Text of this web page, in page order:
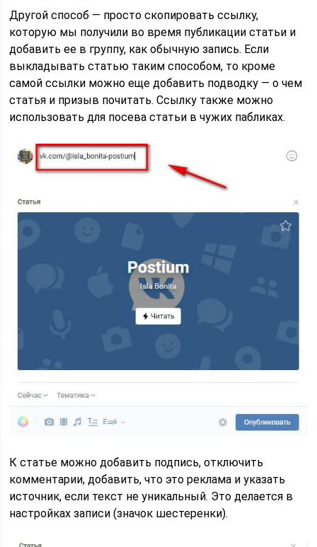
Другой способ — просто скопировать ссылку,
которую мы получили во время публикации статьи и
добавить ее в группу, как обычную запись. Если
выкладывать статью таким способом, то кроме
самой ссылки можно еще добавить подводку — о чем
статья и призыв почитать. Ссылку также можно
использовать для посева статьи в чужих пабликах.
К статье можно добавить подпись, отключить
комментарии, добавить, что это реклама и указать
источник, если текст не уникальный. Это делается в
настройках записи (значок шестеренки).